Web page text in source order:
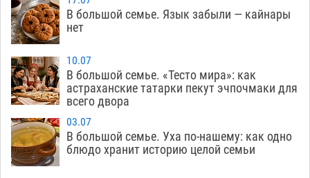
11:20
Астраханцев ждут на парковом газоне с
призами и эрмитажными котами
10:43
Астраханский суд встал на сторону МЧС в
споре за возврат униформы
07.08 334
10:02
На Всероссийской Спартакиаде астраханские
гандболисты уступили казанским «драконам»
07.08
В большой семье. Язык забыли — кайнары
нет
10.07
В большой семье. «Тесто мира»: как
астраханские татарки пекут эчпочмаки для
всего двора
03.07
В большой семье. Уха по-нашему: как одно
блюдо хранит историю целой семьи